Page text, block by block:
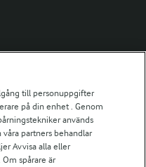
till personuppgifter
på din enhet . Genom
används
partners behandlar
Avvisa alla eller
spårare är